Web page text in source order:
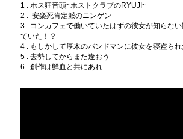
1 . ホス狂音頭~ホストクラブのRYUJI~
2 . 安楽死肯定派のニンゲン
3 . コンカフェで働いていたはずの彼女が知らな
ていた！？
4 . もしかして厚木のバンドマンに彼女を寝盗られ
5 . 去勢してからまた逢おう
6 . 創作は鮮血と共にあれ